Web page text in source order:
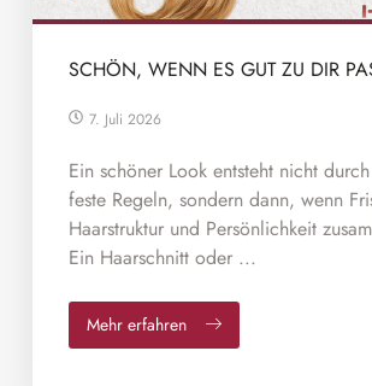
SCHÖN, WENN ES GUT ZU DIR
7. Juli 2026
Ein schöner Look entsteht nicht
feste Regeln, sondern dann, wenn
Haarstruktur und Persönlichkeit
Ein Haarschnitt oder ...
Mehr erfahren